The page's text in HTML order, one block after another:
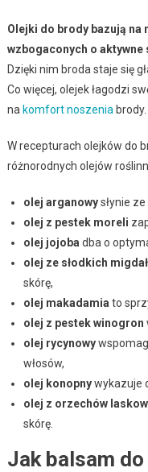
Olejki do brody bazują na
wzbogaconych o aktywne
Dzięki nim broda staje się
Co więcej, olejek łagodzi
na komfort noszenia brody.
W recepturach olejków do
różnorodnych olejów
olej arganowysłynie
olej z pestek moreli
olej jojoba dba o
olej ze słodkich
skórę,
olej makadamia to
olej z pestek winogron
olej rycynowy
włosów,
olej konopnywykazuje
olej z orzechów
skórę.
Jak balsam do